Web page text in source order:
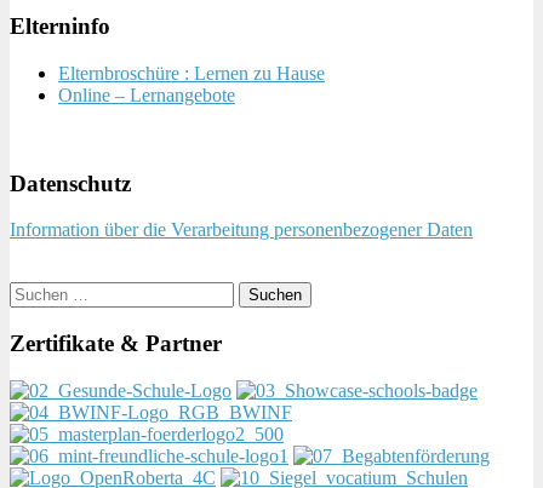
Elterninfo
Elternbroschüre : Lernen zu Hause
Online – Lernangebote
Datenschutz
Information über die Verarbeitung personenbezogener Daten
Suchen
nach:
Zertifikate & Partner